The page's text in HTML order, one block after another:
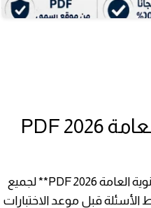
تحميل النماذج الاسترشادية للثانوية العامة 2026 PDF
يبحث آلاف الطلاب يوميًا عن **تحميل النماذج الاسترشادية للثانوية العامة 2026 PDF** لجميع
قبل موعد الاختبارات